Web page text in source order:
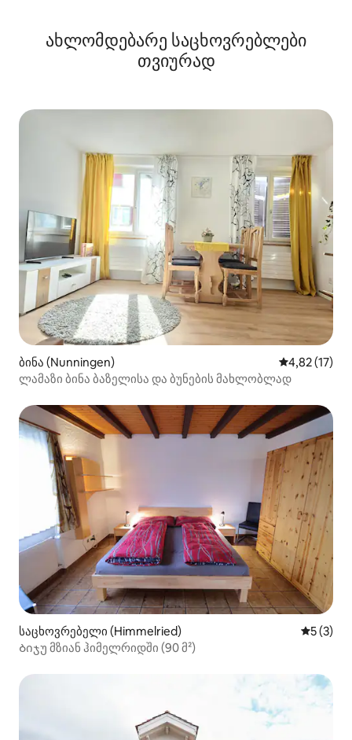
ახლომდებარე საცხოვრებლები
თვიურად
ბინა (Nunningen) საშუალო
4,82 (17)
ლამაზი ბინა ბაზელისა და ბუნების მახლობლად
საცხოვრებელი (Himmelried)
5 (3)
Ბიჯუ მზიან ჰიმელრიდში (90 მ²)